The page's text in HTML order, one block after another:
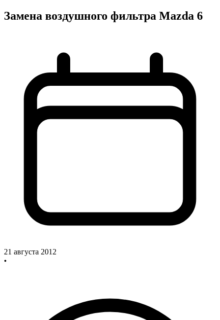
Замена воздушного фильтра Mazda 6
21 августа 2012
•